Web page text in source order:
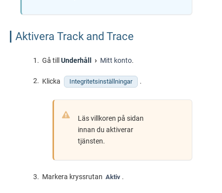
Aktivera Track and Trace
Gå tillUnderhåll Mitt konto.
Klicka Integritetsinställningar .
Läs villkoren på sidan
innan du aktiverar
tjänsten.
Markera kryssrutan Aktiv .